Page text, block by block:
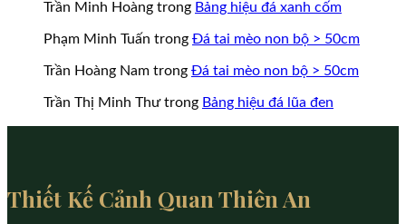
Trần Minh Hoàng trong Bảng hiệu đá xanh cốm
Phạm Minh Tuấn trong Đá tai mèo non bộ > 50cm
Trần Hoàng Nam trong Đá tai mèo non bộ > 50cm
Trần Thị Minh Thưtrong Bảng hiệu đá lũa đen
Thiết Kế Cảnh Quan Thiên An